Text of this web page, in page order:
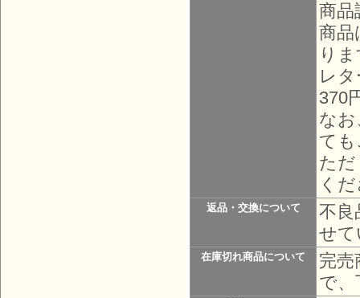
商品
商品
り
レ
370
な
て
た
く
返品・交換について
不良
せ
在庫切れ商品について
完
で、